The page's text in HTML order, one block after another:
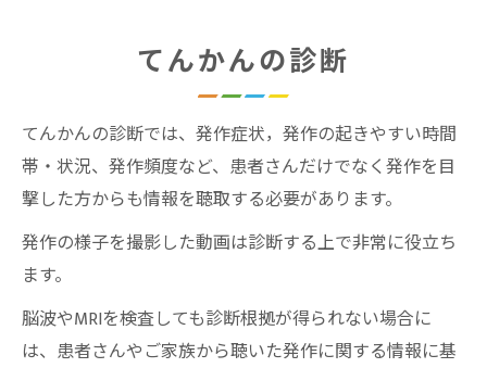
てんかんの診断
てんかんの診断では、発作症状，発作の起きやすい時間
帯・状況、発作頻度など、患者さんだけでなく発作を目
撃した方からも情報を聴取する必要があります。
発作の様子を撮影した動画は診断する上で非常に役立ち
ます。
脳波やMRIを検査しても診断根拠が得られない場合に
は、患者さんやご家族から聴いた発作に関する情報に基